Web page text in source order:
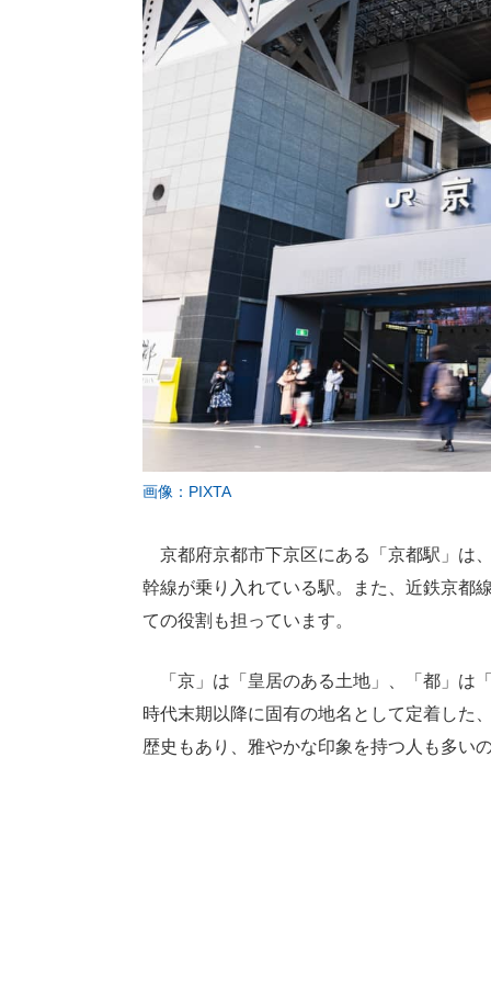
画像：PIXTA
京都府京都市下京区にある「京都駅」は
幹線が乗り入れている駅。また、近鉄京都
ての役割も担っています。
「京」は「皇居のある土地」、「都」は
時代末期以降に固有の地名として定着した
歴史もあり、雅やかな印象を持つ人も多い